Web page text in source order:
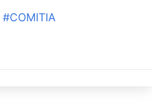
#COMITIA